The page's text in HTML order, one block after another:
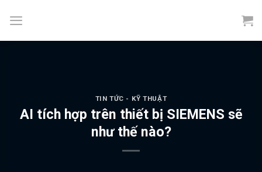
TIN TỨC - KỸ THUẬT
AI tích hợp trên thiết bị SIEMENS sẽ
như thế nào?